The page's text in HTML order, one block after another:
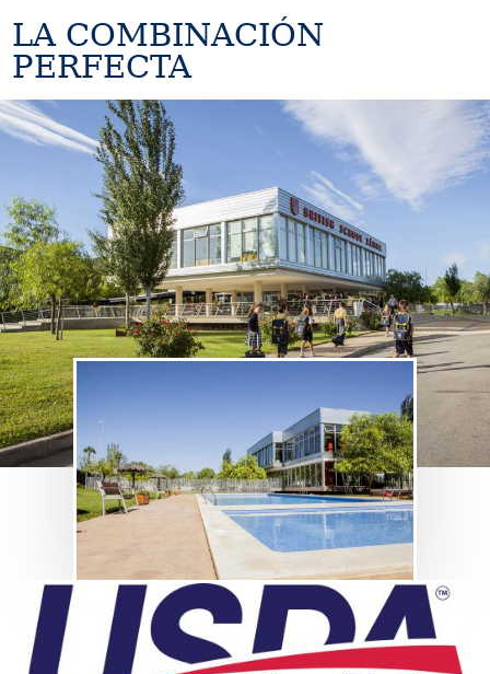
LA COMBINACIÓN
PERFECTA
Image
Image